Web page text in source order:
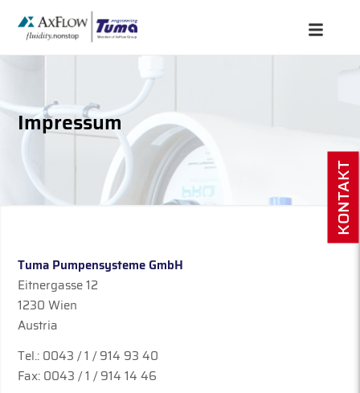
Impressum
Tuma Pumpensysteme GmbH
Eitnergasse 12
1230 Wien
Austria
Tel.: 0043 / 1 / 914 93 40
Fax: 0043 / 1 / 914 14 46
KONTAKT